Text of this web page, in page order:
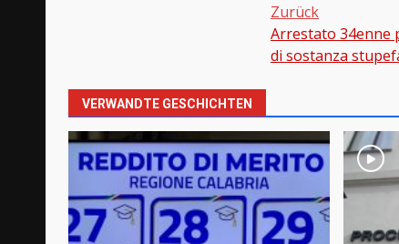
Zurück
Arrestato 34enne
di sostanza
VERWANDTE GESCHICHTEN